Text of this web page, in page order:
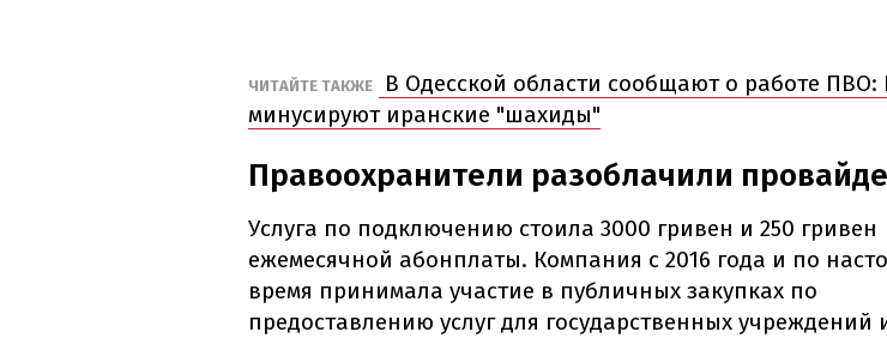
ЧИТАЙТЕ ТАКЖЕ
В Одесской области сообщают о работе ПВО:
минусируют иранские "шахиды"
Правоохранители разоблачили
Услуга по подключению стоила 3000 гривен и 250 гривен
ежемесячной абонплаты. Компания с 2016 года и по
время принимала участие в публичных закупках по
предоставлению услуг для государственных учреждений